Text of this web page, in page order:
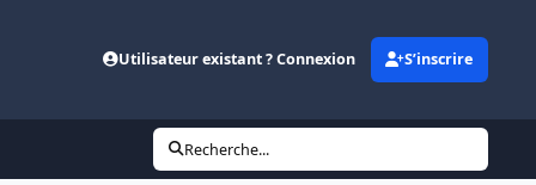
Utilisateur existant ? Connexion S’inscrire
Recherche...